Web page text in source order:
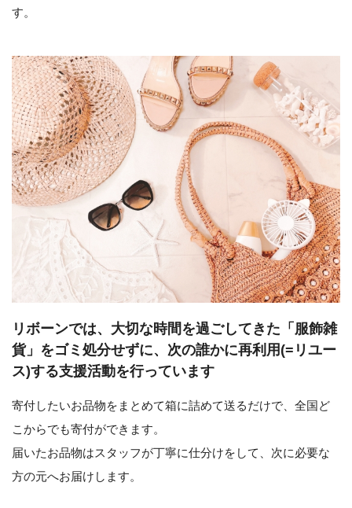
す。
リボーンでは、大切な時間を過ごしてきた「服飾雑
貨」をゴミ処分せずに、次の誰かに再利用(=リユー
ス)する支援活動を行っています
寄付したいお品物をまとめて箱に詰めて送るだけで、全国ど
こからでも寄付ができます。
届いたお品物はスタッフが丁寧に仕分けをして、次に必要な
方の元へお届けします。